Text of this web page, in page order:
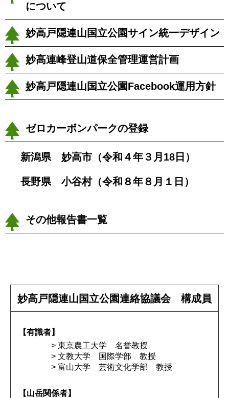
について
妙高戸隠連山国立公園サイン統一デザイン
妙高連峰登山道保全管理運営計画
妙高戸隠連山国立公園Facebook運用方針
ゼロカーボンパークの登録
新潟県 妙高市（令和４年３月18日）
長野県 小谷村（令和８年８月１日）
その他報告書一覧
妙高戸隠連山国立公園連絡協議会 構成員
【有識者】
> 東京農工大学 名誉教授
> 文教大学 国際学部 教授
> 富山大学 芸術文化学部 教授
【山岳関係者】